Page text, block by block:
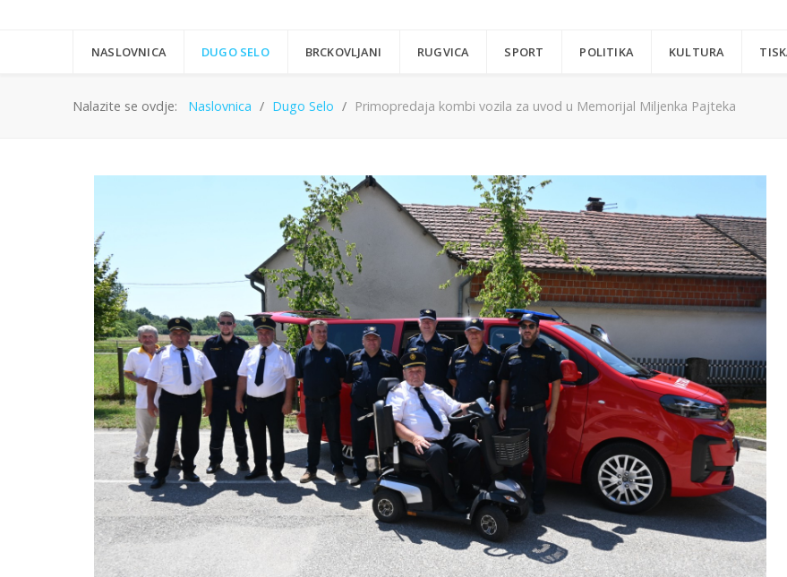
NASLOVNICA DUGO SELO BRCKOVLJANI RUGVICA SPORT POLITIKA KULTURA
Nalazite se ovdje: Naslovnica Dugo Selo Primopredaja kombi vozila za uvod u Memorijal Miljenka Pajteka